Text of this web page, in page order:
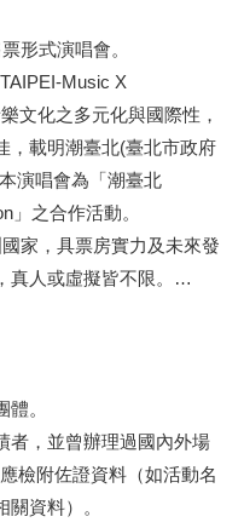
形式演唱會。
Music X
文化之多元化與國際性，
，載明潮臺北(臺北市政府
演唱會為「潮臺北
」之合作活動。
家，具票房實力及未來發
真人或虛擬皆不限。…
。
者，並曾辦理過國內外場
檢附佐證資料（如活動名
資料）。